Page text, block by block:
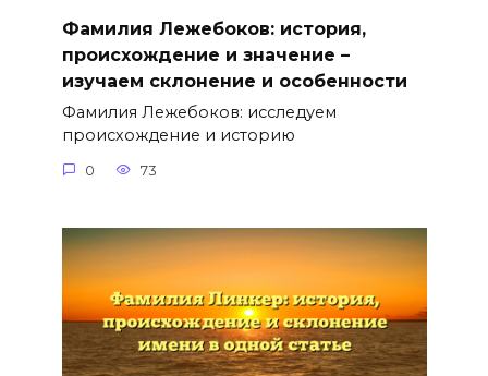
Фамилия Лежебоков: история,
происхождение и значение –
изучаем склонение и особенности
Фамилия Лежебоков: исследуем
происхождение и историю
0 73